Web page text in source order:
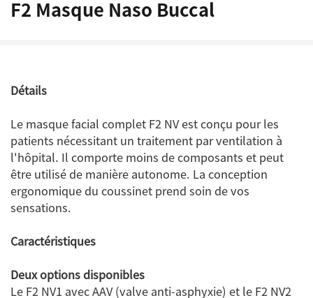
F2 Masque Naso Buccal
Détails
Le masque facial complet F2 NV est conçu pour les
patients nécessitant un traitement par ventilation à
l'hôpital. Il comporte moins de composants et peut
être utilisé de manière autonome. La conception
ergonomique du coussinet prend soin de vos
sensations.
Caractéristiques
Deux options disponibles
Le F2 NV1 avec AAV (valve anti-asphyxie) et le F2 NV2